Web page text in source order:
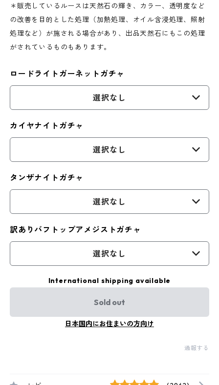
＊販売しているルースは天然石の輝き、カラー、透明度など
の改善を目的とした処理（加熱処理、オイル含浸処理、照射
処理など）が施される場合があり、出品天然石にもこの処理
がされているものもあります。
ロードライトガーネットガチャ
選択なし
カイヤナイトガチャ
選択なし
タンザナイトガチャ
選択なし
訳ありバフトップアメジストガチャ
選択なし
International shipping available
Sold out
日本国内にお住まいの方向け
通報する